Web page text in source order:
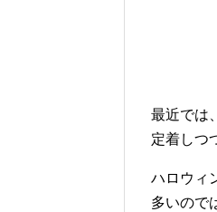
最近では
定着しつ
ハロウィ
多いので